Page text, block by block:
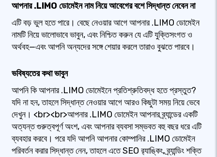
আপনার .LIMO ডোমেইন নাম নিয়ে আবেগের বশে সিদ্ধান্ত নেবেন না
এটি বড় ভুল হতে পারে। বেছে নেওয়ার আগে আপনার .LIMO ডোমেইন
নামটি নিয়ে ভালোভাবে ভাবুন, এবং নিশ্চিত করুন যে এটি যুক্তিসংগত ও
অর্থবহ—এবং আপনি অন্যদের সঙ্গে শেয়ার করলে তারাও বুঝতে পারবে।
ভবিষ্যতের কথা ভাবুন
আপনি কি আপনার .LIMO ডোমেইনে প্রতিশ্রুতিবদ্ধ হতে প্রস্তুত?
যদি না হন, তাহলে সিদ্ধান্ত নেওয়ার আগে আরও কিছুটা সময় নিয়ে ভেবে
দেখুন। <br><br>আপনার .LIMO ডোমেইন আপনার ব্র্যান্ডের একটি
অত্যন্ত গুরুত্বপূর্ণ অংশ, এবং আপনার ব্যবসা সম্ভবত বহু বছর ধরে এটি
ব্যবহার করবে। পরে যদি আপনি আপনার কোম্পানির .LIMO ডোমেইন
পরিবর্তন করার সিদ্ধান্ত নেন, তাহলে এতে SEO র‍্যাঙ্কিং, ব্র্যান্ডিং শক্তি